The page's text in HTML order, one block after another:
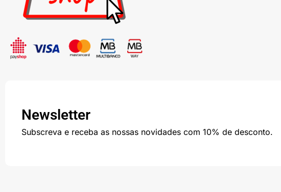
Newsletter
Subscreva e receba as nossas novidades com 10% de desconto.